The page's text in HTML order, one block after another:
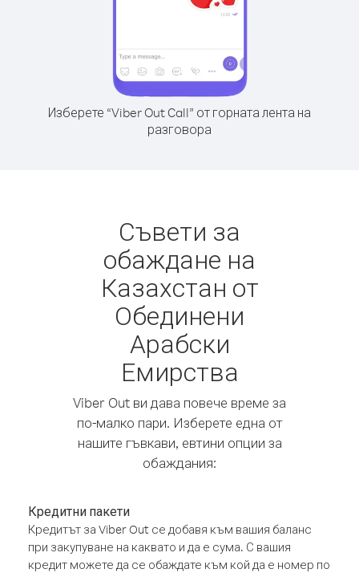
Изберете “Viber Out Call” от горната лента на
разговора
Съвети за
обаждане на
Казахстан от
Обединени
Арабски
Емирства
Viber Out ви дава повече време за
по-малко пари. Изберете една от
нашите гъвкави, евтини опции за
обаждания:
Кредитни пакети
Кредитът за Viber Out се добавя към вашия баланс
при закупуване на каквато и да е сума. С вашия
кредит можете да се обаждате към кой да е номер по